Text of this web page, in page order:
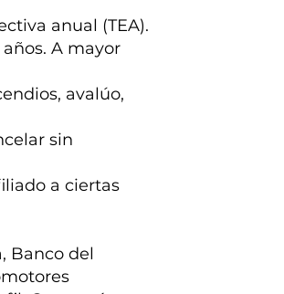
anual (TEA).
A mayor
avalúo,
sin
a ciertas
Banco del